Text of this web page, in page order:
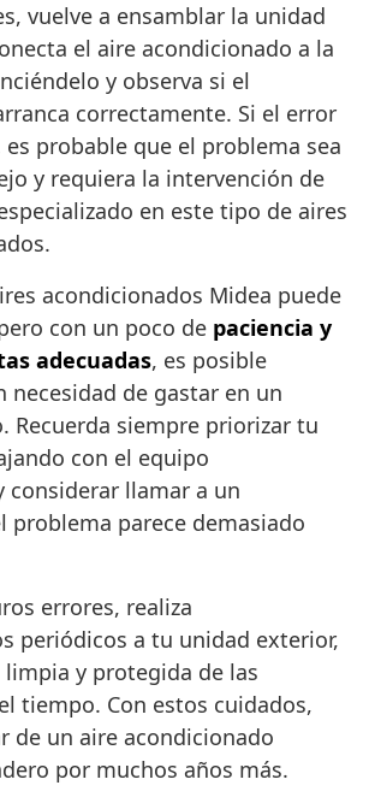
vuelve a ensamblar la unidad
el aire acondicionado a la
y observa si el
correctamente. Si el error
es probable que el problema sea
y requiera la intervención de
en este tipo de aires
acondicionados Midea puede
con un poco de paciencia y
adecuadas, es posible
necesidad de gastar en un
Recuerda siempre priorizar tu
con el equipo
considerar llamar a un
problema parece demasiado
errores, realiza
periódicos a tu unidad exterior,
y protegida de las
tiempo. Con estos cuidados,
de un aire acondicionado
por muchos años más.